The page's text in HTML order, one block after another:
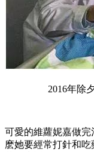
2016年除
可愛的維蘿妮嘉做
麽她要經常打針和